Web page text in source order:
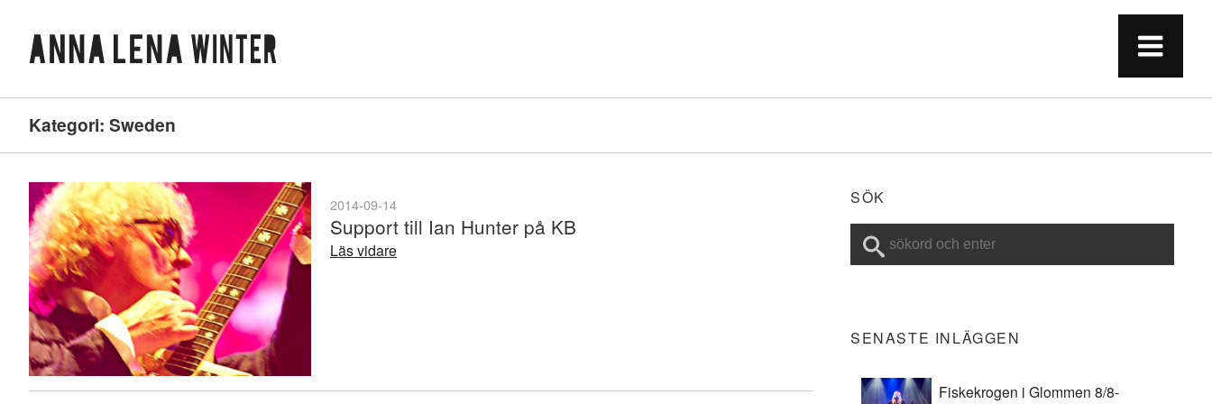
Kategori: Sweden
2014-09-14
Support till Ian Hunter på KB
Läs vidare
SÖK
SENASTE INLÄGGEN
Fiskekrogen i Glommen 8/8-